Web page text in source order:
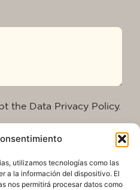
utilizamos tecnologías como las
a la información del dispositivo. El
nos permitirá procesar datos como
the Data Privacy Policy.